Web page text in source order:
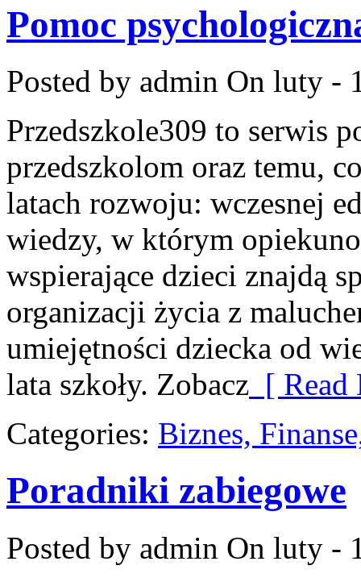
Pomoc
Posted by admin On luty -
Przedszkole309 to serwis
przedszkolom oraz temu,
latach rozwoju: wczesnej
wiedzy, w którym
wspierające dzieci znajdą
organizacji życia z
umiejętności dziecka od
lata szkoły. Zobacz [ Read
Categories: Biznes,
Poradniki zabiegowe
Posted by admin On luty -